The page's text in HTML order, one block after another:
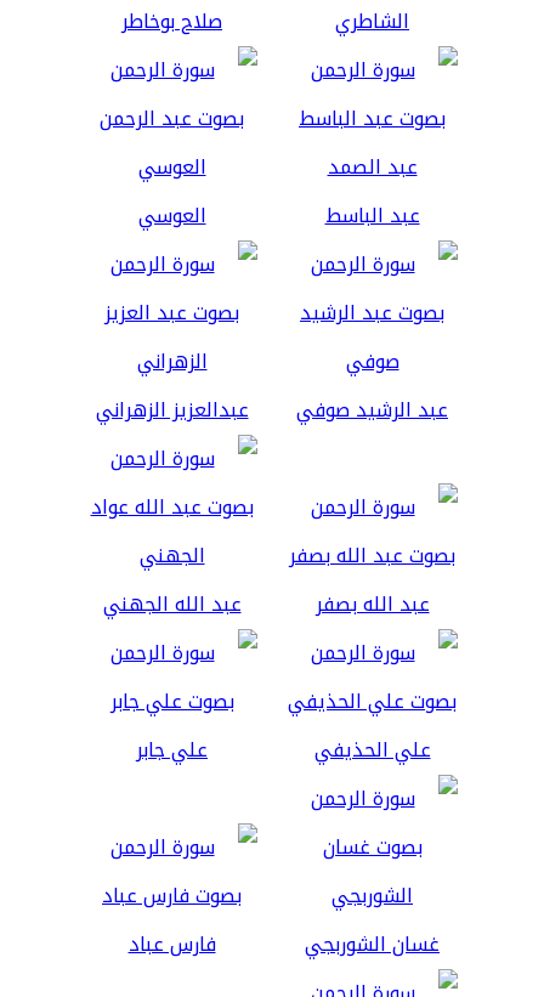
الشاطري صلاح بوخاطر
عبد الباسط العوسي
عبد الرشيد صوفي عبدالعزيز الزهراني
عبد الله بصفر عبد الله الجهني
علي الحذيفي علي جابر
غسان الشوربجي فارس عباد